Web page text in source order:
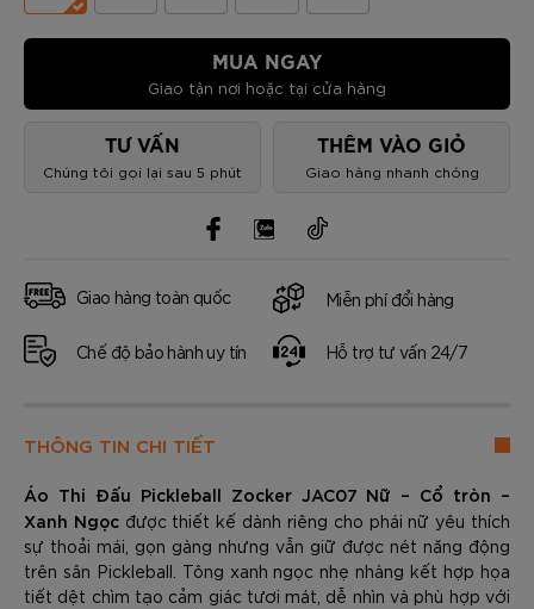
MUA NGAY
Giao tận nơi hoặc tại cửa hàng
TƯ VẤN
Chúng tôi gọi lại sau 5 phút
THÊM VÀO GIỎ
Giao hàng nhanh chóng
Giao hàng toàn quốc Miễn phí đổi hàng
Chế độ bảo hành uy tín Hỗ trợ tư vấn 24/7
THÔNG TIN CHI TIẾT
Áo Thi Đấu Pickleball Zocker JAC07 Nữ – Cổ tròn –
Xanh Ngọcđược thiết kế dành riêng cho phái nữ yêu thích
sự thoải mái, gọn gàng nhưng vẫn giữ được nét năng động
trên sân Pickleball. Tông xanh ngọc nhẹ nhàng kết hợp họa
tiết dệt chìm tạo cảm giác tươi mát, dễ nhìn và phù hợp với